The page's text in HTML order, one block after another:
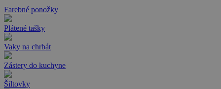
Farebné ponožky
Plátené tašky
Vaky na chrbát
Zástery do kuchyne
Šiltovky